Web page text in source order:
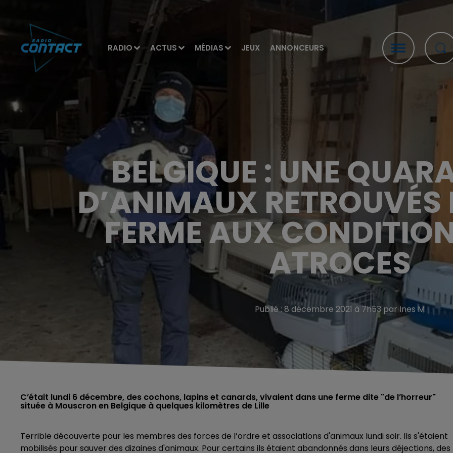
RADIO ACTUS MÉDIAS JEUX ANNONCEURS
BELGIQUE : UNE
D’ANIMAUX
FERME AUX
ATROCES
Publié : 8 décembre 2021 à 7h53 par Ines M
C’était lundi 6 décembre, des cochons, lapins et canards, vivaient dans une ferme dite "de l’horreur"
située à Mouscron en Belgique à quelques kilomètres de Lille
Terrible découverte pour les membres des forces de l’ordre et associations d'animaux lundi soir. Ils s'étaient
mobilisés pour sauver des dizaines d'animaux. Pour certains ils étaient abandonnés dans leurs déjections, des